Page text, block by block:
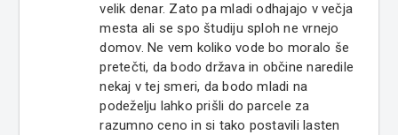
velik denar. Zato pa mladi odhajajo v večja
mesta ali se spo študiju sploh ne vrnejo
domov. Ne vem koliko vode bo moralo še
pretečti, da bodo država in občine naredile
nekaj v tej smeri, da bodo mladi na
podeželju lahko prišli do parcele za
razumno ceno in si tako postavili lasten